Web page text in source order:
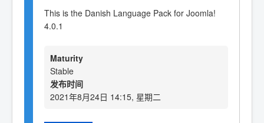
This is the Danish Language Pack for Joomla!
4.0.1
Maturity
Stable
发布时间
2021年8月24日 14:15, 星期二